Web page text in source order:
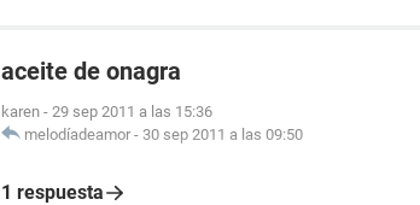
aceite de onagra
karen - 29 sep 2011 a las 15:36
melodíadeamor - 30 sep 2011 a las 09:50
1 respuesta